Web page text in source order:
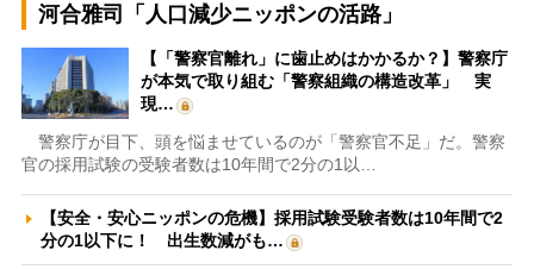
河合雅司「人口減少ニッポンの活路」
【「警察官離れ」に歯止めはかかるか？】警察庁
が本気で取り組む「警察組織の構造改革」 実
現…
警察庁が目下、頭を悩ませているのが「警察官不足」だ。警察
官の採用試験の受験者数は10年間で2分の1以…
【安全・安心ニッポンの危機】採用試験受験者数は10年間で2
分の1以下に！ 出生数減がも…